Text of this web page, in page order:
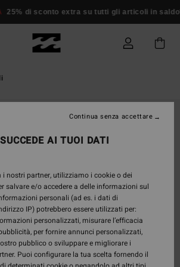
di sconto extra su tutti gli articoli in saldo*
AI TUOI DATI
nostri partner, utilizziamo i cookie o dei
salvare e/o accedere a delle informazioni sul
personali (ad es. i dati di
IP) potrebbero essere utilizzati per:
personalizzati, misurare l’efficacia
per fornire annunci personalizzati,
pubblico o sviluppare e migliorare i
Puoi configurare la tua scelta fornendo il
Continua senza accettare